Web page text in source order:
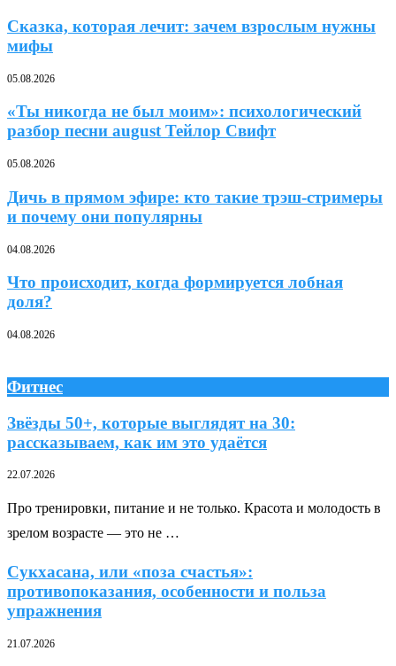
Сказка, которая лечит: зачем взрослым нужны
мифы
05.08.2026
«Ты никогда не был моим»: психологический
разбор песни august Тейлор Свифт
05.08.2026
Дичь в прямом эфире: кто такие трэш-стримеры
и почему они популярны
04.08.2026
Что происходит, когда формируется лобная
доля?
04.08.2026
Фитнес
Звёзды 50+, которые выглядят на 30:
рассказываем, как им это удаётся
22.07.2026
Про тренировки, питание и не только. Красота и молодость в
зрелом возрасте — это не …
Сукхасана, или «поза счастья»:
противопоказания, особенности и польза
упражнения
21.07.2026